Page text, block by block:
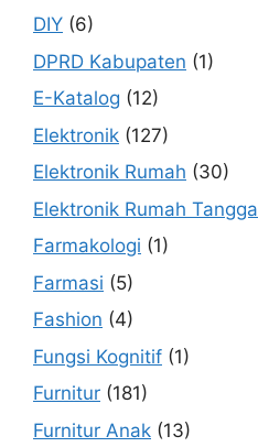
DIY (6)
DPRD Kabupaten (1)
E-Katalog (12)
Elektronik (127)
Elektronik Rumah (30)
Elektronik Rumah Tangga
Farmakologi (1)
Farmasi (5)
Fashion (4)
Fungsi Kognitif (1)
Furnitur (181)
Furnitur Anak (13)